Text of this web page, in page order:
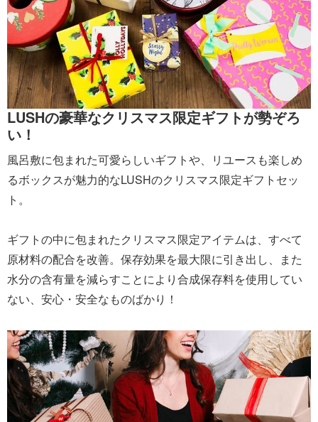
LUSHの豪華なクリスマス限定ギフトが勢ぞろ
い！
風呂敷に包まれた可愛らしいギフトや、リユースも楽しめ
るボックスが魅力的なLUSHのクリスマス限定ギフトセッ
ト。
ギフトの中に包まれたクリスマス限定アイテムは、すべて
原材料の配合を改善。保存効果を最大限に引き出し、また
水分の含有量を減らすことにより合成保存料を使用してい
ない、安心・安全なものばかり！